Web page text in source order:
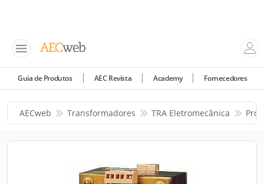
Guia de Produtos AEC Revista Academy Fornecedores
AECweb Transformadores TRA Eletromecânica